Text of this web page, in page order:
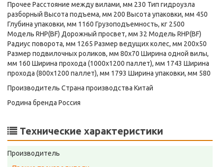
Прочее Расстояние между вилами, мм 230 Тип гидроузла
разборный Высота подъема, мм 200 Высота упаковки, мм 450
Глубина упаковки, мм 1160 Грузоподъемность, кг 2500
Модель RHP(BF) Дорожный просвет, мм 32 Модель RHP(BF)
Радиус поворота, мм 1265 Размер ведущих колес, мм 200х50
Размер подвилочных роликов, мм 80х70 Ширина одной вилы,
мм 160 Ширина прохода (1000х1200 паллет), мм 1743 Ширина
прохода (800х1200 паллет), мм 1793 Ширина упаковки, мм 580
Производитель Страна производства Китай
Родина бренда Россия
Технические характеристики
Производитель